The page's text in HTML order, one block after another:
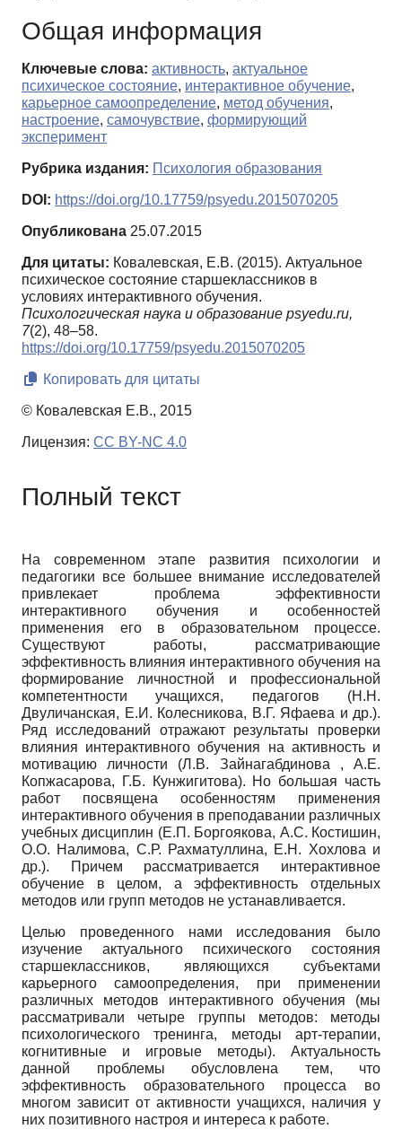
Общая информация
Ключевые слова: активность, актуальное
психическое состояние, интерактивное обучение,
карьерное самоопределение, метод обучения,
настроение, самочувствие, формирующий
эксперимент
Рубрика издания: Психология образования
DOI: https://doi.org/10.17759/psyedu.2015070205
Опубликована 25.07.2015
Для цитаты: Ковалевская, Е.В. (2015). Актуальное
психическое состояние старшеклассников в
условиях интерактивного обучения.
Психологическая наука и образование psyedu.ru,
7(2), 48–58.
https://doi.org/10.17759/psyedu.2015070205
Копировать для цитаты
© Ковалевская Е.В., 2015
Лицензия: CC BY-NC 4.0
Полный текст
На современном этапе развития психологии и
педагогики все большее внимание исследователей
привлекает проблема эффективности
интерактивного обучения и особенностей
применения его в образовательном процессе.
Существуют работы, рассматривающие
эффективность влияния интерактивного обучения на
формирование личностной и профессиональной
компетентности учащихся, педагогов (Н.Н.
Двуличанская, Е.И. Колесникова, В.Г. Яфаева и др.).
Ряд исследований отражают результаты проверки
влияния интерактивного обучения на активность и
мотивацию личности (Л.В. Зайнагабдинова , А.Е.
Копжасарова, Г.Б. Кунжигитова). Но большая часть
работ посвящена особенностям применения
интерактивного обучения в преподавании различных
учебных дисциплин (Е.П. Боргоякова, А.С. Костишин,
О.О. Налимова, С.Р. Рахматуллина, Е.Н. Хохлова и
др.). Причем рассматривается интерактивное
обучение в целом, а эффективность отдельных
методов или групп методов не устанавливается.
Целью проведенного нами исследования было
изучение актуального психического состояния
старшеклассников, являющихся субъектами
карьерного самоопределения, при применении
различных методов интерактивного обучения (мы
рассматривали четыре группы методов: методы
психологического тренинга, методы арт-терапии,
когнитивные и игровые методы). Актуальность
данной проблемы обусловлена тем, что
эффективность образовательного процесса во
многом зависит от активности учащихся, наличия у
них позитивного настроя и интереса к работе.